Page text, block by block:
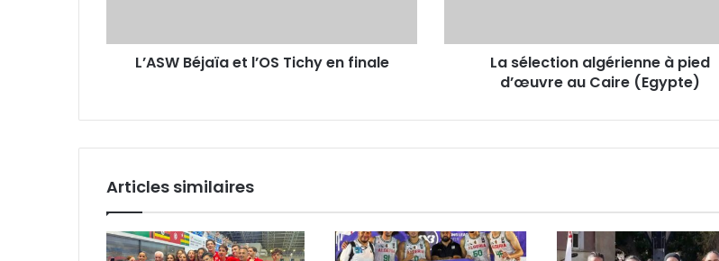
L’ASW Béjaïa et l’OS Tichy en finale
(Egypte)
La sélection algérienne à pied
d’œuvre au Caire (Egypte)
Articles similaires